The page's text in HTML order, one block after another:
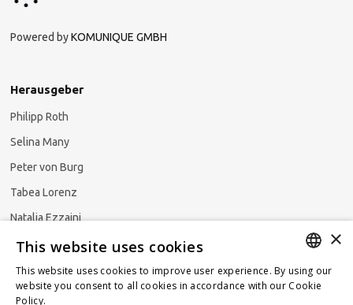
Powered byKOMUNIQUE GMBH
Herausgeber
Philipp Roth
Selina Many
Peter von Burg
Tabea Lorenz
Natalja Ezzaini
Newsletter abonnieren
GERMAN
×
This website uses cookies
This website uses cookies to improve user experience. By using our
website you consent to all cookies in accordance with our Cookie
Policy.